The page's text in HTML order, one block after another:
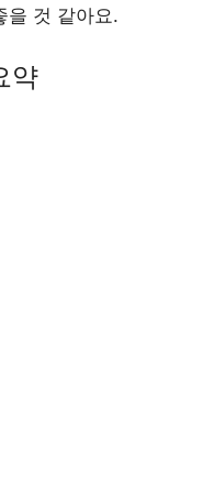
을 것 같아요.
약